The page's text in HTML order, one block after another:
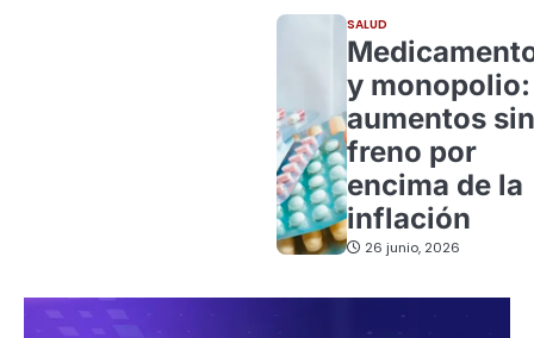
SALUD
y monopolio:
aumentos sin
freno por
encima de la
inflación
26 junio, 2026